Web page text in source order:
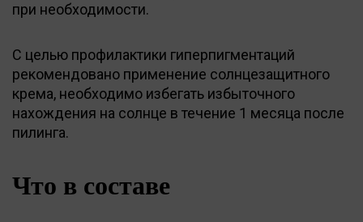
при необходимости.
С целью профилактики гиперпигментаций
рекомендовано применение солнцезащитного
крема, необходимо избегать избыточного
нахождения на солнце в течение 1 месяца после
пилинга.
Что в составе